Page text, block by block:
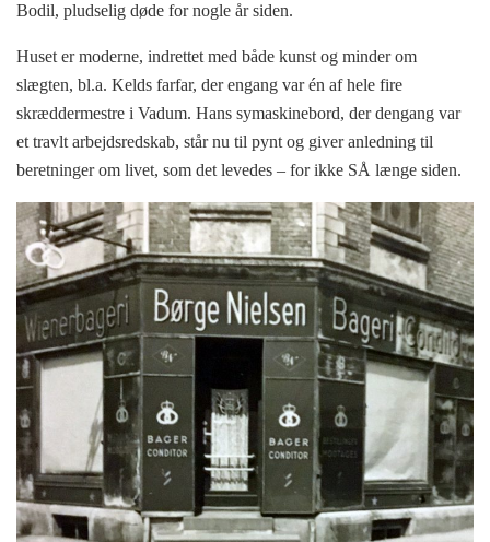
Bodil, pludselig døde for nogle år siden.
Huset er moderne, indrettet med både kunst og minder om
slægten, bl.a. Kelds farfar, der engang var én af hele fire
skræddermestre i Vadum. Hans symaskinebord, der dengang var
et travlt arbejdsredskab, står nu til pynt og giver anledning til
beretninger om livet, som det levedes – for ikke SÅ længe siden.